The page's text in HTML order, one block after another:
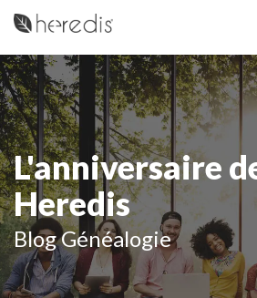
L'anniversaire
Heredis
Blog Généalogie